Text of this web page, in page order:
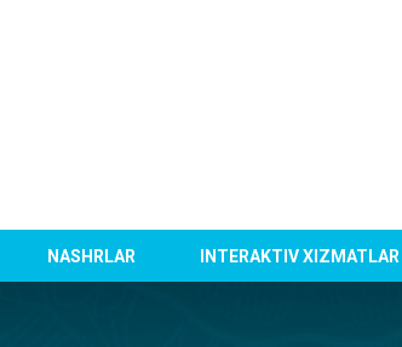
NASHRLAR INTERAKTIV XIZMATLAR